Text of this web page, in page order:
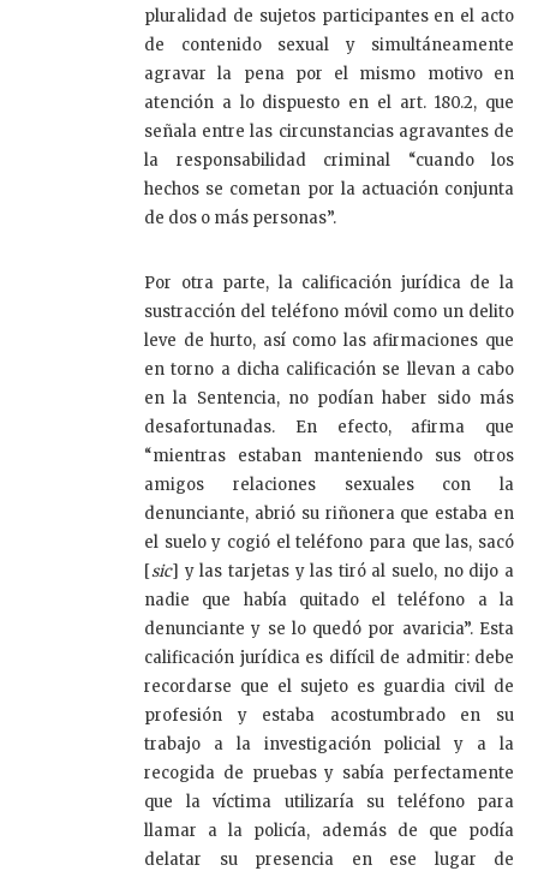
pluralidad de sujetos participantes en el acto
de contenido sexual y simultáneamente
agravar la pena por el mismo motivo en
atención a lo dispuesto en el art. 180.2, que
señala entre las circunstancias agravantes de
la responsabilidad criminal “cuando los
hechos se cometan por la actuación conjunta
de dos o más personas”.
Por otra parte, la calificación jurídica de la
sustracción del teléfono móvil como un delito
leve de hurto, así como las afirmaciones que
en torno a dicha calificación se llevan a cabo
en la Sentencia, no podían haber sido más
desafortunadas. En efecto, afirma que
“mientras estaban manteniendo sus otros
amigos relaciones sexuales con la
denunciante, abrió su riñonera que estaba en
el suelo y cogió el teléfono para que las, sacó
[sic] y las tarjetas y las tiró al suelo, no dijo a
nadie que había quitado el teléfono a la
denunciante y se lo quedó por avaricia”. Esta
calificación jurídica es difícil de admitir: debe
recordarse que el sujeto es guardia civil de
profesión y estaba acostumbrado en su
trabajo a la investigación policial y a la
recogida de pruebas y sabía perfectamente
que la víctima utilizaría su teléfono para
llamar a la policía, además de que podía
delatar su presencia en ese lugar de